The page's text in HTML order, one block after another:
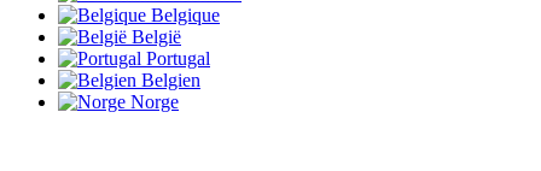
Belgique
België
Portugal
Belgien
Norge